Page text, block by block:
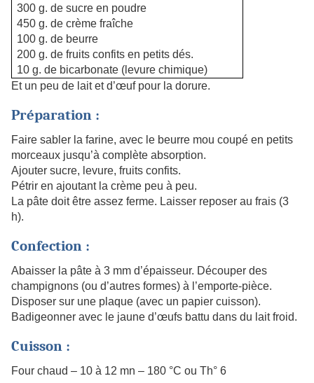
300 g. de sucre en poudre
450 g. de crème fraîche
100 g. de beurre
200 g. de fruits confits en petits dés.
10 g. de bicarbonate (levure chimique)
Et un peu de lait et d’œuf pour la dorure.
Préparation :
Faire sabler la farine, avec le beurre mou coupé en petits
morceaux jusqu’à complète absorption.
Ajouter sucre, levure, fruits confits.
Pétrir en ajoutant la crème peu à peu.
La pâte doit être assez ferme. Laisser reposer au frais (3
h).
Confection :
Abaisser la pâte à 3 mm d’épaisseur. Découper des
champignons (ou d’autres formes) à l’emporte-pièce.
Disposer sur une plaque (avec un papier cuisson).
Badigeonner avec le jaune d’œufs battu dans du lait froid.
Cuisson :
Four chaud – 10 à 12 mn – 180 °C ou Th° 6